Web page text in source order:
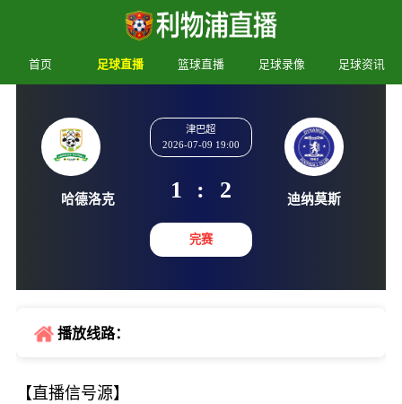
首页 足球直播 篮球直播 足球录像 足球资讯
津巴超
1 :
完赛
播放线路：
【直播信号源】